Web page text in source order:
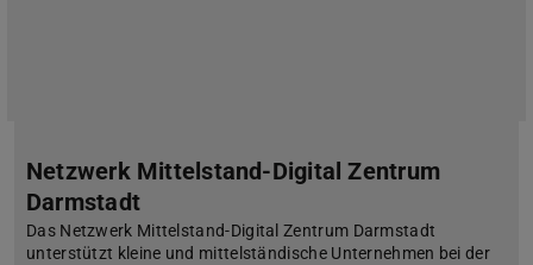
Netzwerk Mittelstand-Digital Zentrum
Darmstadt
Das Netzwerk Mittelstand-Digital Zentrum Darmstadt
unterstützt kleine und mittelständische Unternehmen bei der